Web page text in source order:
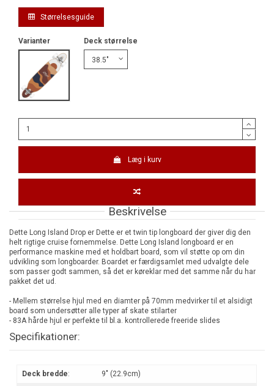
Størrelsesguide
Varianter
Island Drop L Landscape
Deck størrelse
Læg i kurv
Beskrivelse
Dette Long Island Drop er Dette er et twin tip longboard der giver dig den
helt rigtige cruise fornemmelse. Dette Long Island longboard er en
performance maskine med et holdbart board, som vil støtte op om din
udvikling som longboarder. Boardet er færdigsamlet med udvalgte dele
som passer godt sammen, så det er køreklar med det samme når du har
pakket det ud.
- Mellem størrelse hjul med en diamter på 70mm medvirker til et alsidigt
board som undersøtter alle typer af skate stilarter
- 83A hårde hjul er perfekte til bl.a. kontrollerede freeride slides
Specifikationer:
Deck bredde: 9" (22.9cm)